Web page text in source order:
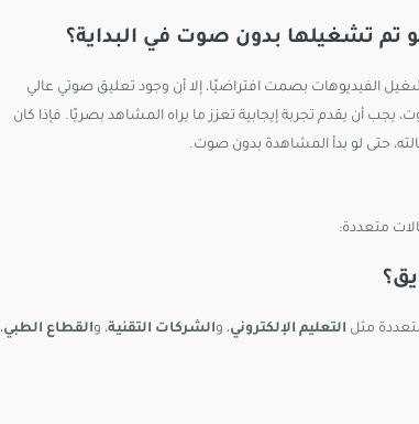
تم تشغيلها بدون صوت في البداية؟
الفيديوهات بصمت افتراضيًا، إلا أن وجود تعليق صوتي عالي
أن يقدم تجربة إيجابية تعزز ما يراه المشاهد بصريًا. فإذا كان
حتى لو بدأ المشاهدة بدون صوت.
متعددة:
مثل التعليم الإلكتروني، والشركات التقنية، والقطاع الطبي،